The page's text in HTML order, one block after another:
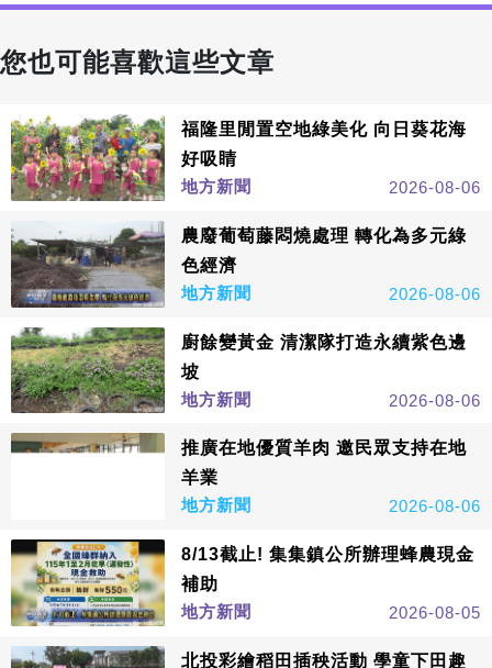
您也可能喜歡這些文章
福隆里閒置空地綠美化 向日葵花海
好吸睛
地方新聞
2026-08-06
農廢葡萄藤悶燒處理 轉化為多元綠
色經濟
地方新聞
2026-08-06
廚餘變黃金 清潔隊打造永續紫色邊
坡
地方新聞
2026-08-06
推廣在地優質羊肉 邀民眾支持在地
羊業
地方新聞
2026-08-06
8/13截止! 集集鎮公所辦理蜂農現金
補助
地方新聞
2026-08-05
北投彩繪稻田插秧活動 學童下田趣